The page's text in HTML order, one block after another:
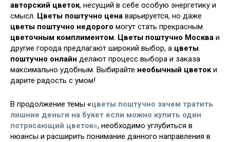
авторский цветок, несущий в себе особую энергетику и
смысл. Цветы поштучно цена варьируется, но даже
цветы поштучно недорого могут стать прекрасным
цветочным комплиментом. Цветы поштучно Москва и
другие города предлагают широкий выбор, а цветы
поштучно онлайн делают процесс выбора и заказа
максимально удобным. Выбирайте необычный цветоки
дарите радость с умом!
В продолжение темы «цветы поштучно зачем тратить
лишние деньги на букет если можно купить один
потрясающий цветок», необходимо углубиться в
нюансы и расширить понимание данного направления в